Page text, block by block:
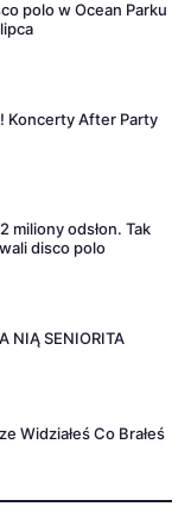
polo w Ocean Parku
Koncerty After Party
miliony odsłon. Tak
disco polo
NIĄ SENIORITA
Widziałeś Co Brałeś